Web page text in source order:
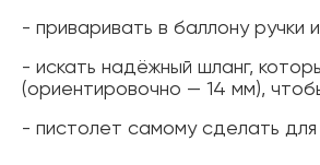
- приваривать в баллону ручки
- искать надёжный шланг,
(ориентировочно — 14 мм),
- пистолет самому сделать